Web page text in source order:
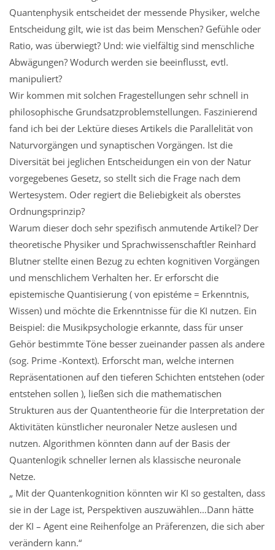
Quantenphysik entscheidet der messende Physiker, welche
Entscheidung gilt, wie ist das beim Menschen? Gefühle oder
Ratio, was überwiegt? Und: wie vielfältig sind menschliche
Abwägungen? Wodurch werden sie beeinflusst, evtl.
manipuliert?
Wir kommen mit solchen Fragestellungen sehr schnell in
philosophische Grundsatzproblemstellungen. Faszinierend
fand ich bei der Lektüre dieses Artikels die Parallelität von
Naturvorgängen und synaptischen Vorgängen. Ist die
Diversität bei jeglichen Entscheidungen ein von der Natur
vorgegebenes Gesetz, so stellt sich die Frage nach dem
Wertesystem. Oder regiert die Beliebigkeit als oberstes
Ordnungsprinzip?
Warum dieser doch sehr spezifisch anmutende Artikel? Der
theoretische Physiker und Sprachwissenschaftler Reinhard
Blutner stellte einen Bezug zu echten kognitiven Vorgängen
und menschlichem Verhalten her. Er erforscht die
epistemische Quantisierung ( von epistéme = Erkenntnis,
Wissen) und möchte die Erkenntnisse für die KI nutzen. Ein
Beispiel: die Musikpsychologie erkannte, dass für unser
Gehör bestimmte Töne besser zueinander passen als andere
(sog. Prime -Kontext). Erforscht man, welche internen
Repräsentationen auf den tieferen Schichten entstehen (oder
entstehen sollen ), ließen sich die mathematischen
Strukturen aus der Quantentheorie für die Interpretation der
Aktivitäten künstlicher neuronaler Netze auslesen und
nutzen. Algorithmen könnten dann auf der Basis der
Quantenlogik schneller lernen als klassische neuronale
Netze.
„ Mit der Quantenkognition könnten wir KI so gestalten, dass
sie in der Lage ist, Perspektiven auszuwählen…Dann hätte
der KI – Agent eine Reihenfolge an Präferenzen, die sich aber
verändern kann.“